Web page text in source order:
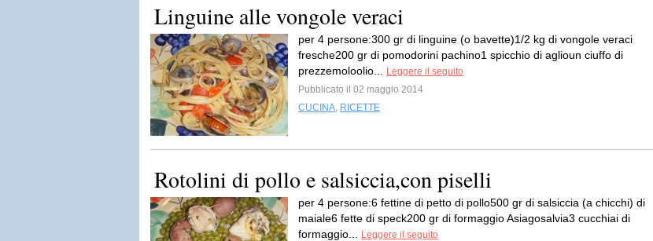
Linguine alle vongole veraci
per 4 persone:300 gr di linguine (o bavette)1/2 kg di vongole veraci
fresche200 gr di pomodorini pachino1 spicchio di aglioun ciuffo di
prezzemoloolio...
Leggere il seguito
Pubblicato il 02 maggio 2014
CUCINA, RICETTE
Rotolini di pollo e salsiccia,con piselli
per 4 persone:6 fettine di petto di pollo500 gr di salsiccia (a chicchi) di
maiale6 fette di speck200 gr di formaggio Asiagosalvia3 cucchiai di
formaggio...
Leggere il seguito